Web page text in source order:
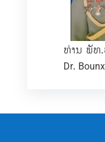
ທ່ານ ພັທ
Dr.